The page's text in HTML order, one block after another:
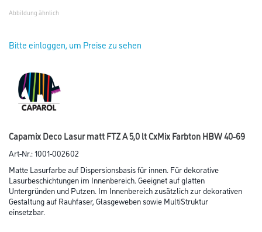
Abbildung ähnlich
Bitte einloggen, um Preise zu sehen
Capamix Deco Lasur matt FTZ A 5,0 lt CxMix Farbton HBW 40-69
Art-Nr.:1001-002602
Matte Lasurfarbe auf Dispersionsbasis für innen. Für dekorative
Lasurbeschichtungen im Innenbereich. Geeignet auf glatten
Untergründen und Putzen. Im Innenbereich zusätzlich zur dekorativen
Gestaltung auf Rauhfaser, Glasgeweben sowie MultiStruktur
einsetzbar.